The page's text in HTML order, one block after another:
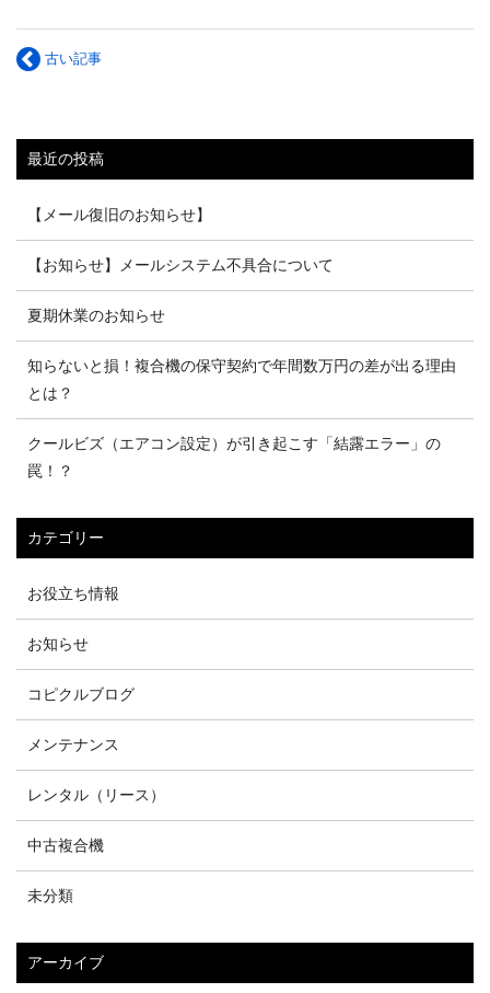
古い記事
最近の投稿
【メール復旧のお知らせ】
【お知らせ】メールシステム不具合について
夏期休業のお知らせ
知らないと損！複合機の保守契約で年間数万円の差が出る理由
とは？
クールビズ（エアコン設定）が引き起こす「結露エラー」の
罠！？
カテゴリー
お役立ち情報
お知らせ
コピクルブログ
メンテナンス
レンタル（リース）
中古複合機
未分類
アーカイブ